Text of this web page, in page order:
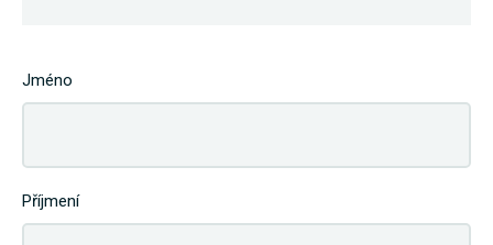
Jméno
Příjmení